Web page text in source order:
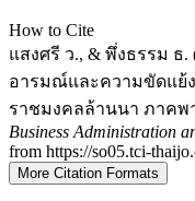
How to Cite
แสงศรี ว., & พึ่งธรรม ธ
อารมณ์และความขัดแย้
ราชมงคลล้านนา ภาคพ
Business Administration
from https://so05.tci-
More Citation Formats